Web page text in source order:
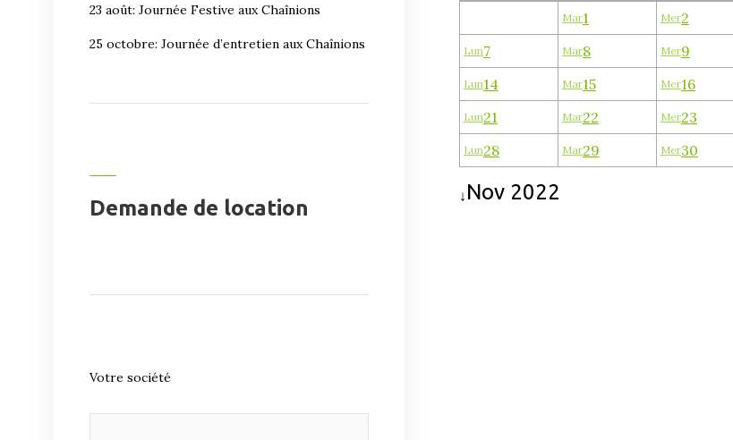
Mar1 Mer2
Lun7 Mar8 Mer9
Lun14 Mar15 Mer16
Lun21 Mar22 Mer23
Lun28 Mar29 Mer30
↓ Nov 2022
23 août: Journée Festive aux Chaînions
25 octobre: Journée d’entretien aux Chaînions
Demande de location
Votre société